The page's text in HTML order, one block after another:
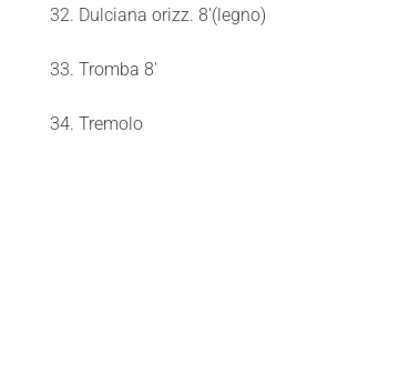
32. Dulciana orizz. 8'(legno)
33. Tromba 8'
34. Tremolo